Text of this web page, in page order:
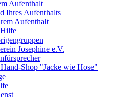
Aufenthalt
Ihres Aufenthalts
Aufenthalt
Josephine e.V.
Shop "Jacke wie Hose"